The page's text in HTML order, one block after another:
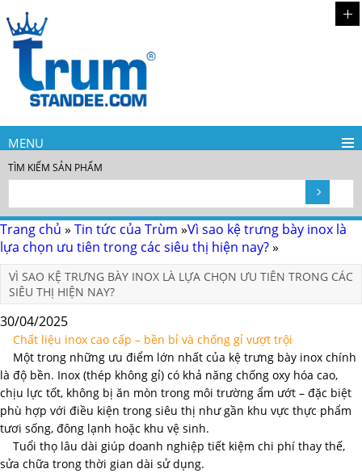
MENU
TÌM KIẾM SẢN PHẨM
Trang chủ » Tin tức của Trùm »Vì sao kệ trưng bày inox là
lựa chọn ưu tiên trong các siêu thị hiện nay?»
VÌ SAO KỆ TRƯNG BÀY INOX LÀ LỰA CHỌN ƯU TIÊN TRONG CÁC
SIÊU THỊ HIỆN NAY?
30/04/2025
Chất liệu inox cao cấp – bền bỉ và chống gỉ vượt trội
Một trong những ưu điểm lớn nhất của kệ trưng bày inox chính
là độ bền. Inox (thép không gỉ) có khả năng chống oxy hóa cao,
chịu lực tốt, không bị ăn mòn trong môi trường ẩm ướt – đặc biệt
phù hợp với điều kiện trong siêu thị như gần khu vực thực phẩm
tươi sống, đông lạnh hoặc khu vệ sinh.
Tuổi thọ lâu dài giúp doanh nghiệp tiết kiệm chi phí thay thế,
sửa chữa trong thời gian dài sử dụng.